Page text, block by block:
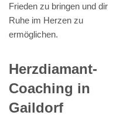
Frieden zu bringen und dir
Ruhe im Herzen zu
ermöglichen.
Herzdiamant-
Coaching in
Gaildorf